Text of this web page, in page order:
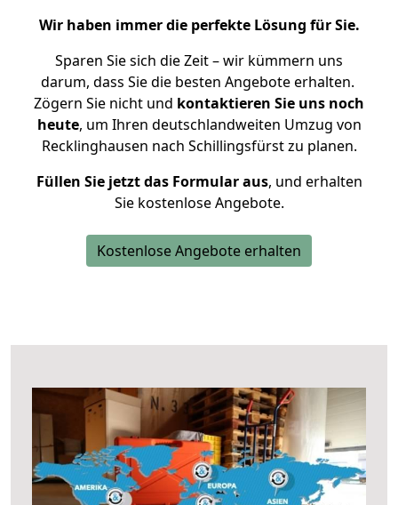
Wir haben immer die perfekte Lösung für Sie.
Sparen Sie sich die Zeit – wir kümmern uns
darum, dass Sie die besten Angebote erhalten.
Zögern Sie nicht und kontaktieren Sie uns noch
heute, um Ihren deutschlandweiten Umzug von
Recklinghausen nach Schillingsfürst zu planen.
Füllen Sie jetzt das Formular aus, und erhalten
Sie kostenlose Angebote.
Kostenlose Angebote erhalten